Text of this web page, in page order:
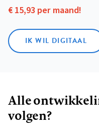
€ 15,93 per maand!
IK WIL DIGITAAL
Alle
volgen?